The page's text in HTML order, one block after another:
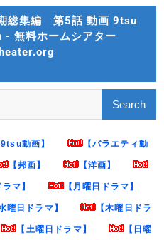
総集編 第5話 動画 9tsu
無料ホームシアター
9tsu動画】 【バラエティ動
【邦画】 【洋画】
ラマ】 【月曜日ドラマ】
曜日ドラマ】 【木曜日ドラ
【土曜日ドラマ】 【日曜